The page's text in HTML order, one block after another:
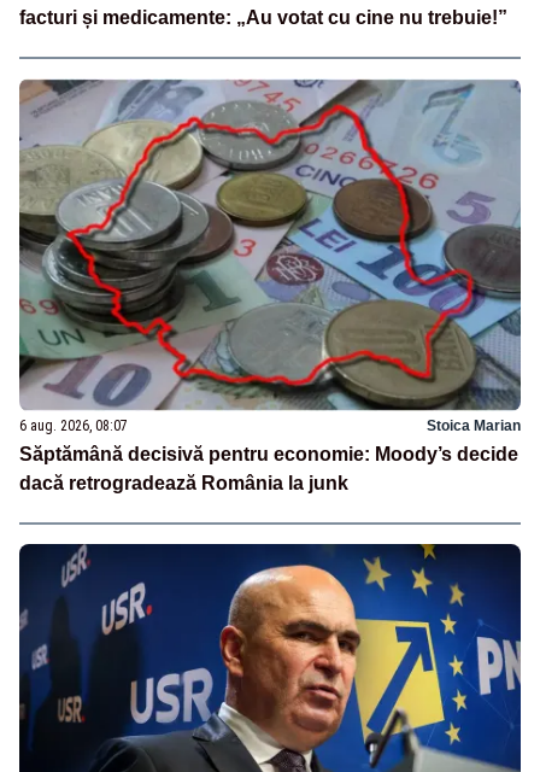
facturi și medicamente: „Au votat cu cine nu trebuie!”
6 aug. 2026, 08:07 Stoica Marian
Săptămână decisivă pentru economie: Moody’s decide
dacă retrogradează România la junk